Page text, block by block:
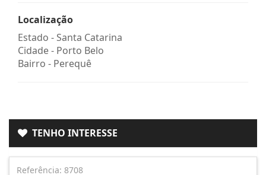
Localização
Estado -Santa Catarina
Cidade - Porto Belo
Bairro - Perequê
TENHO INTERESSE